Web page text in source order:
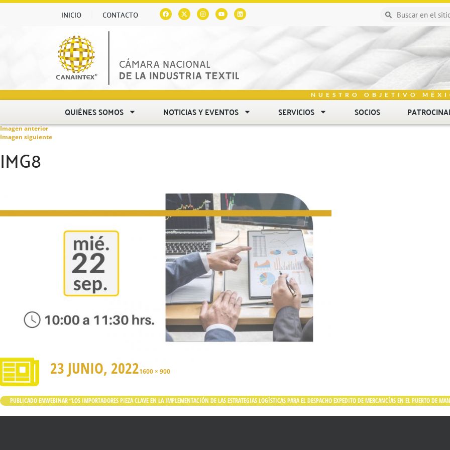
INICIO CONTACTO
NUESTRO OBJETIVO
QUIÉNES SOMOS NOTICIAS Y EVENTOS SERVICIOS SOCIOS
Imagen anterior
Imagen siguiente
IMG8
23 JUNIO, 20221600 × 900
PUBLICADO ENWEBINAR “LOS IMPORTADORES PIEZA CLAVE EN LA IMPLEMENTACIÓN DE LAS ESTRATEGIAS LOGÍSTICAS PARA EL DESPACHO EXPEDITO DE MERCANCÍAS EN EL PUERTO DE